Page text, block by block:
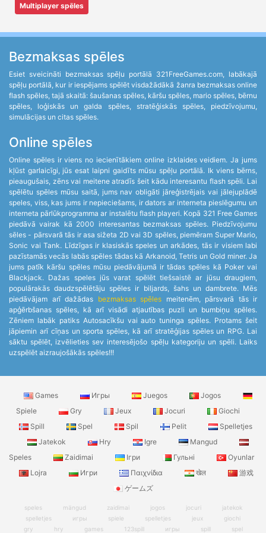
Multiplayer spēles
Bezmaksas spēles
Esiet sveicināti bezmaksas spēļu portālā 321FreeGames.com, labākajā
spēļu portālā, kur ir iespējams spēlēt visdažādākā žanra bezmaksas online
flash spēles, tajā skaitā: šaušanas spēles, kāršu spēles, mario spēles, bērnu
spēles, loģiskās un galda spēles, stratēģiskās spēles, piedzīvojumu,
simulācijas un citas spēles.
Online spēles
Online spēles ir viens no iecienītākiem online izklaides veidiem. Ja jums
kļūst garlaicīgi, jūs esat laipni gaidīts mūsu spēļu portālā. Ik viens bērns,
pieaugušais, zēns vai meitene atradīs šeit kādu interesantu flash spēli. Lai
spēlētu spēles mūsu saitā, jums nav obligāti jāreģistrējais vai jālejuplādē
speles, viss, kas jums ir nepieciešams, ir dators ar interneta pieslēgumu un
interneta pārlūkprogramma ar instalētu flash playeri. Kopā 321 Free Games
piedāvā vairak kā 2000 interesantas bezmaksas spēles. Piedzīvojumu
sēles - pārsvarā tās ir asa sižeta 2D vai 3D spēles, piemēram Super Mario,
Sonic vai Tank. Līdzīgas ir klasiskās speles un arkādes, tās ir visiem labi
pazīstamās vecās labās spēles tādas kā Arkanoid, Tetris un Gold miner. Ja
jums patīk kāršu spēles mūsu piedāvājumā ir tādas spēles kā Poker vai
Blackjack. Dažas speles jūs varat spēlēt tiešsaistē ar jūsu draugiem,
populārakās daudzspēlētāju spēles ir biljards, šahs un dambrete. Mēs
piedāvājam arī dažādas bezmaksas spēles meitenēm, pārsvarā tās ir
apģērbšanas spēles, kā arī visādi atjautības puzli un bumbiņu spēles.
Zēniem labāk patiks Autosacīkšu vai auto tuninga spēles. Protams šeit
jāpiemin arī cīņas un sporta spēles, kā arī stratēģijas spēles un RPG. Lai
sāktu spēlēt, izvēlieties sev interesējošo spēļu kategoriju un spēli. Laiks
uzspēlēt aizraujošākās spēles!!!
Games Игры Juegos
Jogos
Spiele
Gry Jeux Jocuri
Giochi
Spill
Spel Spil Pelit
Spelletjes
Jatekok
Hry Igre
Mangud
Speles
Zaidimai Ігри Гульні
Oyunlar
Lojra
Игри Παιχνίδια खेल
游戏
ゲームズ
speles mängud zaidimai jogos jocuri
jatekok
spelletjes
игры spiele spelletjes jeux
giochi
gry
hry games 123spill игры spill spel